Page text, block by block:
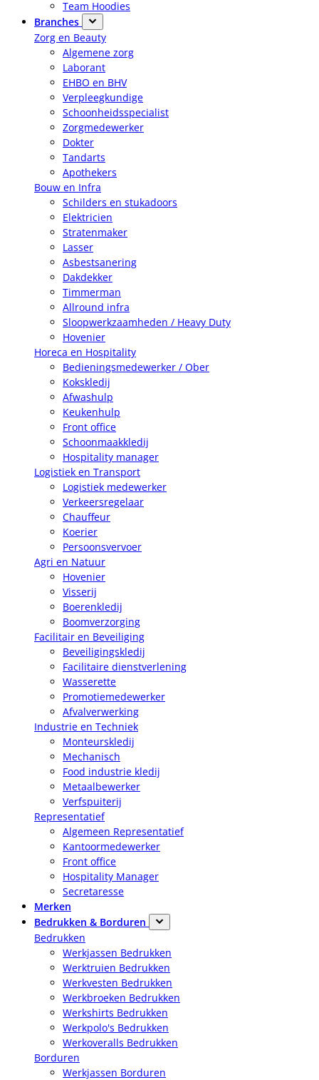
Team Hoodies
Branches
Zorg en Beauty
Algemene zorg
Laborant
EHBO en BHV
Verpleegkundige
Schoonheidsspecialist
Zorgmedewerker
Dokter
Tandarts
Apothekers
Bouw en Infra
Schilders en stukadoors
Elektricien
Stratenmaker
Lasser
Asbestsanering
Dakdekker
Timmerman
Allround infra
Sloopwerkzaamheden / Heavy Duty
Hovenier
Horeca en Hospitality
Bedieningsmedewerker / Ober
Kokskledij
Afwashulp
Keukenhulp
Front office
Schoonmaakkledij
Hospitality manager
Logistiek en Transport
Logistiek medewerker
Verkeersregelaar
Chauffeur
Koerier
Persoonsvervoer
Agri en Natuur
Hovenier
Visserij
Boerenkledij
Boomverzorging
Facilitair en Beveiliging
Beveiligingskledij
Facilitaire dienstverlening
Wasserette
Promotiemedewerker
Afvalverwerking
Industrie en Techniek
Monteurskledij
Mechanisch
Food industrie kledij
Metaalbewerker
Verfspuiterij
Representatief
Algemeen Representatief
Kantoormedewerker
Front office
Hospitality Manager
Secretaresse
Merken
Bedrukken & Borduren
Bedrukken
Werkjassen Bedrukken
Werktruien Bedrukken
Werkvesten Bedrukken
Werkbroeken Bedrukken
Werkshirts Bedrukken
Werkpolo's Bedrukken
Werkoveralls Bedrukken
Borduren
Werkjassen Borduren